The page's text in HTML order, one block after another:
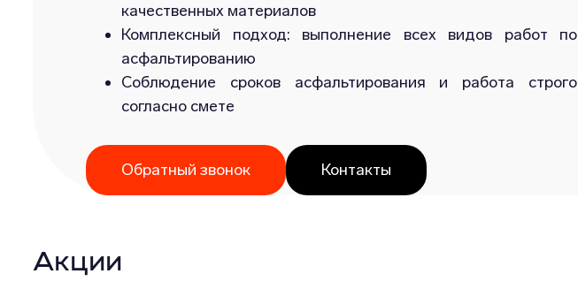
качественных материалов
Комплексный подход: выполнение всех видов работ по
асфальтированию
Соблюдение сроков асфальтирования и работа строго
согласно смете
Обратный звонок Контакты
Акции